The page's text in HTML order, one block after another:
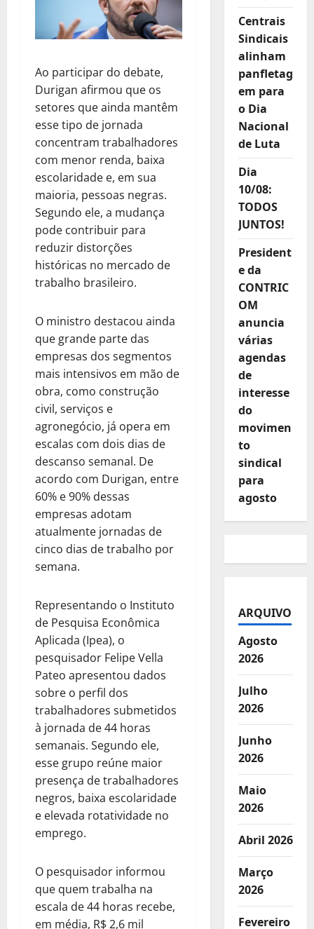
Ao participar do debate,
Durigan afirmou que os
setores que ainda mantêm
esse tipo de jornada
concentram trabalhadores
com menor renda, baixa
escolaridade e, em sua
maioria, pessoas negras.
Segundo ele, a mudança
pode contribuir para
reduzir distorções
históricas no mercado de
trabalho brasileiro.
O ministro destacou ainda
que grande parte das
empresas dos segmentos
mais intensivos em mão de
obra, como construção
civil, serviços e
agronegócio, já opera em
escalas com dois dias de
descanso semanal. De
acordo com Durigan, entre
60% e 90% dessas
empresas adotam
atualmente jornadas de
cinco dias de trabalho por
semana.
Representando o Instituto
de Pesquisa Econômica
Aplicada (Ipea), o
pesquisador Felipe Vella
Pateo apresentou dados
sobre o perfil dos
trabalhadores submetidos
à jornada de 44 horas
semanais. Segundo ele,
esse grupo reúne maior
presença de trabalhadores
negros, baixa escolaridade
e elevada rotatividade no
emprego.
O pesquisador informou
que quem trabalha na
escala de 44 horas recebe,
em média, R$ 2,6 mil
Centrais
Sindicais
alinham
panfletag
em para
o Dia
Nacional
de Luta
Dia
10/08:
TODOS
JUNTOS!
President
e da
CONTRIC
OM
anuncia
várias
agendas
de
interesse
do
movimen
to
sindical
para
agosto
ARQUIVO
Agosto
2026
Julho
2026
Junho
2026
Maio
2026
Abril 2026
Março
2026
Fevereiro